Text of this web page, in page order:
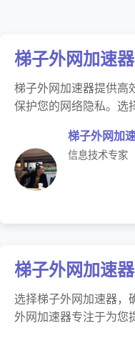
梯子外网加速器
梯子外网加速器提供高
保护您的网络隐私。选
梯子外网加
信息技术专家
梯子外网加速器
选择梯子外网加速器，
外网加速器专注于为您